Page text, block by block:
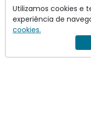
Utilizamos cookies e
experiência de
cookies.